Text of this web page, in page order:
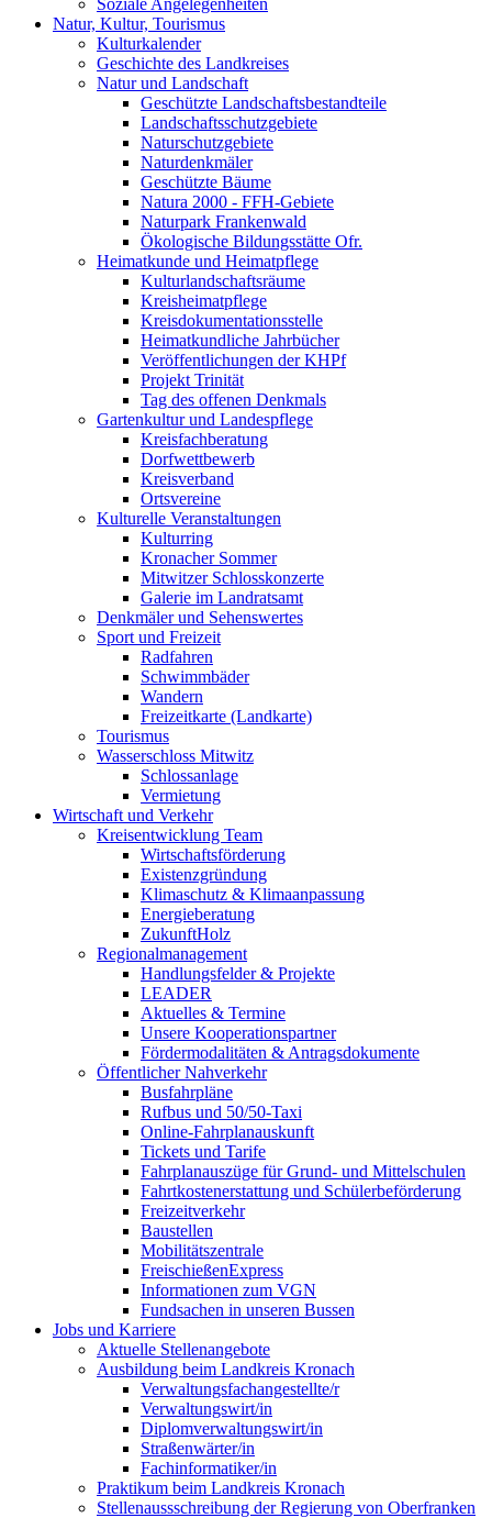
Soziale Angelegenheiten
Natur, Kultur, Tourismus
Kulturkalender
Geschichte des Landkreises
Natur und Landschaft
Geschützte Landschaftsbestandteile
Landschaftsschutzgebiete
Naturschutzgebiete
Naturdenkmäler
Geschützte Bäume
Natura 2000 - FFH-Gebiete
Naturpark Frankenwald
Ökologische Bildungsstätte Ofr.
Heimatkunde und Heimatpflege
Kulturlandschaftsräume
Kreisheimatpflege
Kreisdokumentationsstelle
Heimatkundliche Jahrbücher
Veröffentlichungen der KHPf
Projekt Trinität
Tag des offenen Denkmals
Gartenkultur und Landespflege
Kreisfachberatung
Dorfwettbewerb
Kreisverband
Ortsvereine
Kulturelle Veranstaltungen
Kulturring
Kronacher Sommer
Mitwitzer Schlosskonzerte
Galerie im Landratsamt
Denkmäler und Sehenswertes
Sport und Freizeit
Radfahren
Schwimmbäder
Wandern
Freizeitkarte (Landkarte)
Tourismus
Wasserschloss Mitwitz
Schlossanlage
Vermietung
Wirtschaft und Verkehr
Kreisentwicklung Team
Wirtschaftsförderung
Existenzgründung
Klimaschutz & Klimaanpassung
Energieberatung
ZukunftHolz
Regionalmanagement
Handlungsfelder & Projekte
LEADER
Aktuelles & Termine
Unsere Kooperationspartner
Fördermodalitäten & Antragsdokumente
Öffentlicher Nahverkehr
Busfahrpläne
Rufbus und 50/50-Taxi
Online-Fahrplanauskunft
Tickets und Tarife
Fahrplanauszüge für Grund- und Mittelschulen
Fahrtkostenerstattung und Schülerbeförderung
Freizeitverkehr
Baustellen
Mobilitätszentrale
FreischießenExpress
Informationen zum VGN
Fundsachen in unseren Bussen
Jobs und Karriere
Aktuelle Stellenangebote
Ausbildung beim Landkreis Kronach
Verwaltungsfachangestellte/r
Verwaltungswirt/in
Diplomverwaltungswirt/in
Straßenwärter/in
Fachinformatiker/in
Praktikum beim Landkreis Kronach
Stellenaussschreibung der Regierung von Oberfranken